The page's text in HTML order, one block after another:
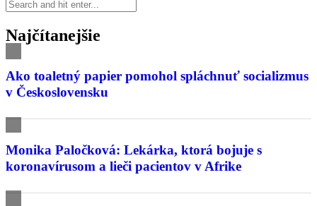
Najčítanejšie
Ako toaletný papier pomohol spláchnuť socializmus
v Československu
Monika Paločková: Lekárka, ktorá bojuje s
koronavírusom a lieči pacientov v Afrike